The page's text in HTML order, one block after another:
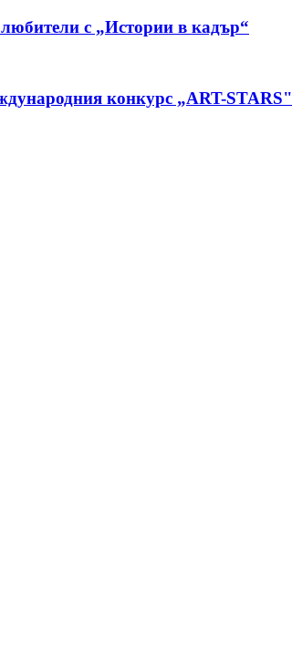
с „Истории в кадър“
конкурс „ART-STARS"